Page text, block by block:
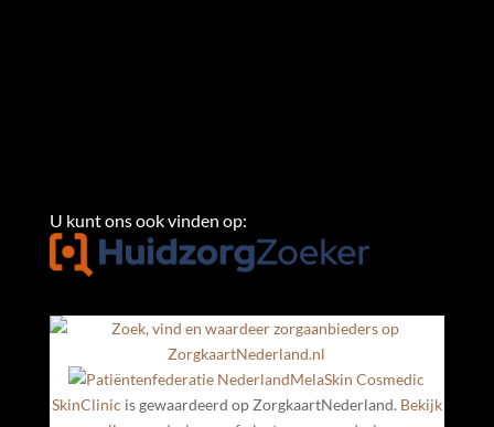
U kunt ons ook vinden op:
MelaSkin Cosmedic
SkinClinic is gewaardeerd op ZorgkaartNederland. Bekijk